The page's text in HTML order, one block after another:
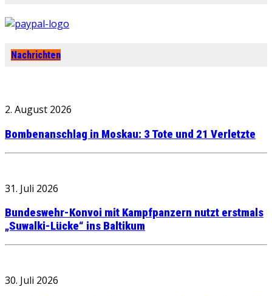
Nachrichten
2. August 2026
Bombenanschlag in Moskau: 3 Tote und 21 Verletzte
31. Juli 2026
Bundeswehr-Konvoi mit Kampfpanzern nutzt erstmals
„Suwalki-Lücke“ ins Baltikum
30. Juli 2026